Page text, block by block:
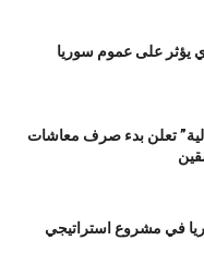
على عموم سوريا
تعلن بدء صرف معاشات
في مشروع استراتيجي